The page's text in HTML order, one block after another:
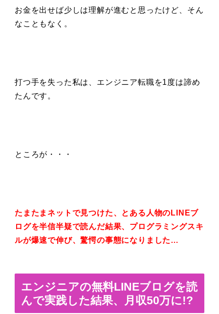
お金を出せば少しは理解が進むと思ったけど、そん
なこともなく。
打つ手を失った私は、エンジニア転職を1度は諦め
たんです。
ところが・・・
たまたまネットで見つけた、とある人物のLINEブ
ログを半信半疑で読んだ結果、プログラミングスキ
ルが爆速で伸び、驚愕の事態になりました…
エンジニアの無料LINEブログを読
んで実践した結果、月収50万に!?